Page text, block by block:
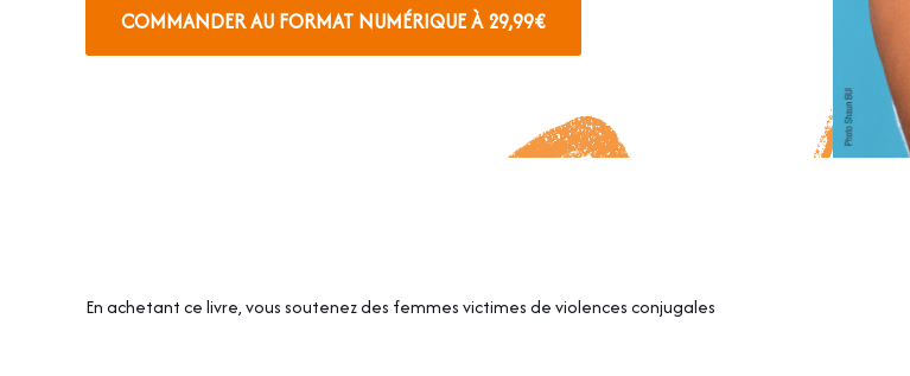
COMMANDER AU FORMAT NUMÉRIQUE À 29,99€
En achetant ce livre, vous soutenez des femmes victimes de violences conjugales